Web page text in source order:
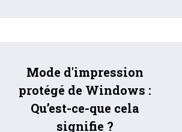
Mode d'impression
protégé de Windows :
Qu’est-ce-que cela
signifie ?